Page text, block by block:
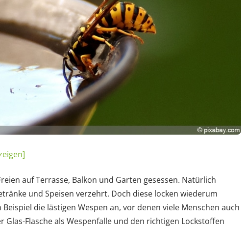
auf Terrasse, Balkon und Garten gesessen. Natürlich
und Speisen verzehrt. Doch diese locken wiederum
die lästigen Wespen an, vor denen viele Menschen auch
Glas-Flasche als Wespenfalle und den richtigen Lockstoffen